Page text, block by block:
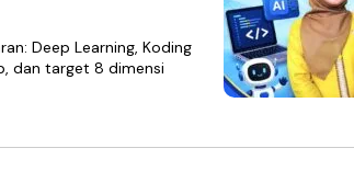
Deep Learning, Koding
dan target 8 dimensi